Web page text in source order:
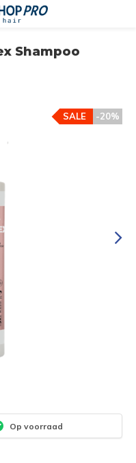
Shampoo
-20%
SALE
Op voorraad